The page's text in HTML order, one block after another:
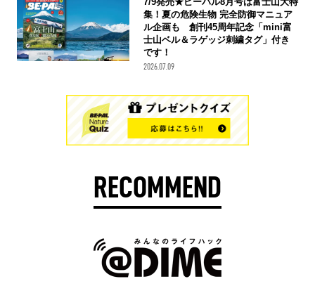
集！夏の危険生物 完全防御マニュア
ル企画も 創刊45周年記念「mini富
士山ベル＆ラゲッジ刺繍タグ」付き
です！
2026.07.09
RECOMMEND